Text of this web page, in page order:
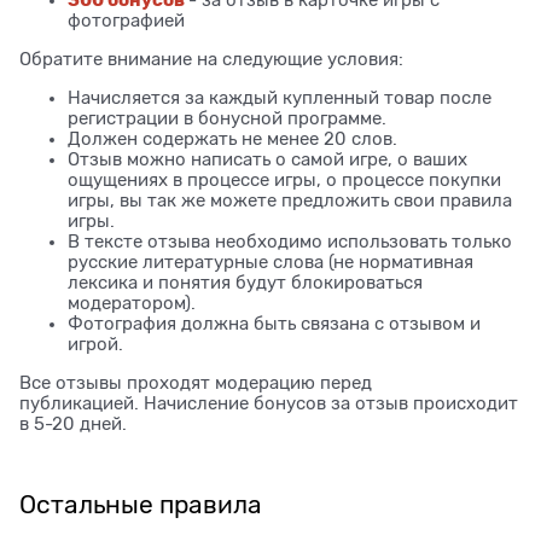
фотографией
Обратите внимание на следующие условия:
Начисляется за каждый купленный товар после
регистрации в бонусной программе.
Должен содержать не менее 20 слов.
Отзыв можно написать о самой игре, о ваших
ощущениях в процессе игры, о процессе покупки
игры, вы так же можете предложить свои правила
игры.
В тексте отзыва необходимо использовать только
русские литературные слова (не нормативная
лексика и понятия будут блокироваться
модератором).
Фотография должна быть связана с отзывом и
игрой.
Все отзывы проходят модерацию перед
публикацией. Начисление бонусов за отзыв происходит
в 5-20 дней.
Остальные правила